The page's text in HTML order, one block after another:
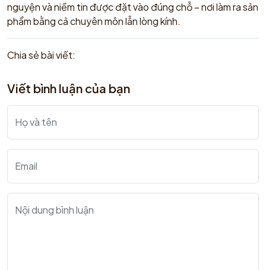
nguyện và niềm tin được đặt vào đúng chỗ – nơi làm ra sản
phẩm bằng cả chuyên môn lẫn lòng kính.​
Chia sẻ bài viết:
Viết bình luận của bạn
Họ và tên
Email
Nội dung bình luận